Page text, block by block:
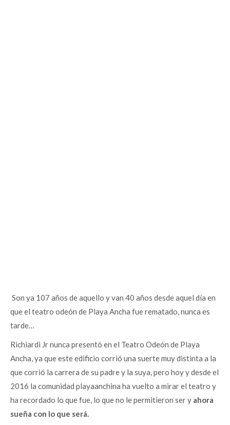
Son ya 107 años de aquello y van 40 años desde aquel día en
que el teatro odeón de Playa Ancha fue rematado, nunca es
tarde…
Richiardi Jr nunca presentó en el Teatro Odeón de Playa
Ancha, ya que este edificio corrió una suerte muy distinta a la
que corrió la carrera de su padre y la suya, pero hoy y desde el
2016 la comunidad playaanchina ha vuelto a mirar el teatro y
ha recordado lo que fue, lo que no le permitieron ser y ahora
sueña con lo que será.